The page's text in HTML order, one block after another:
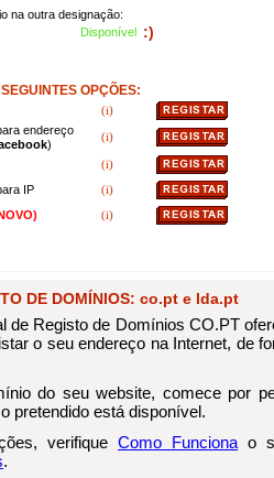
na outra designação:
Disponível :)
OPÇÕES:
(i)
endereço
)
(i)
(i)
IP (i)
(i)
DE DOMÍNIOS: co.pt e lda.pt
de Registo de Domínios CO.PT
o seu endereço na Internet, de
do seu website, comece por
pretendido está disponível.
verifique Como Funciona o
.